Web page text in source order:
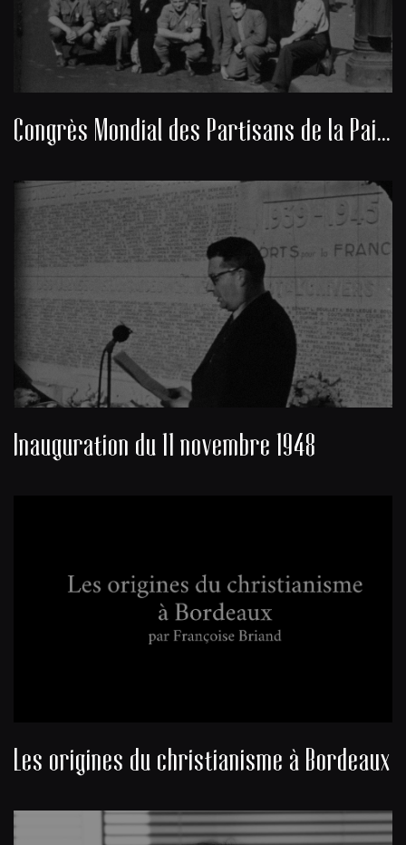
Congrès Mondial des Partisans de la Paix 1949
Inauguration du 11 novembre 1948
Les origines du christianisme à Bordeaux